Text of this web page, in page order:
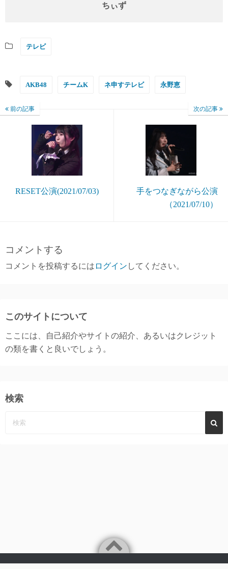
ちぃず
テレビ
AKB48 チームK ネ申すテレビ 永野恵
前の記事
RESET公演(2021/07/03)
次の記事
手をつなぎながら公演
（2021/07/10）
コメントする
コメントを投稿するには ログイン してください。
このサイトについて
ここには、自己紹介やサイトの紹介、あるいはクレジット
の類を書くと良いでしょう。
検索